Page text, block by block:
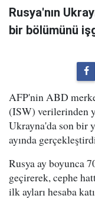
Rusya'nın
bir bölümünü
AFP'nin ABD
(ISW) verilerinden
Ukrayna'da son bir
ayında
Rusya ay boyunca
geçirerek, cephe
ilk ayları hesaba